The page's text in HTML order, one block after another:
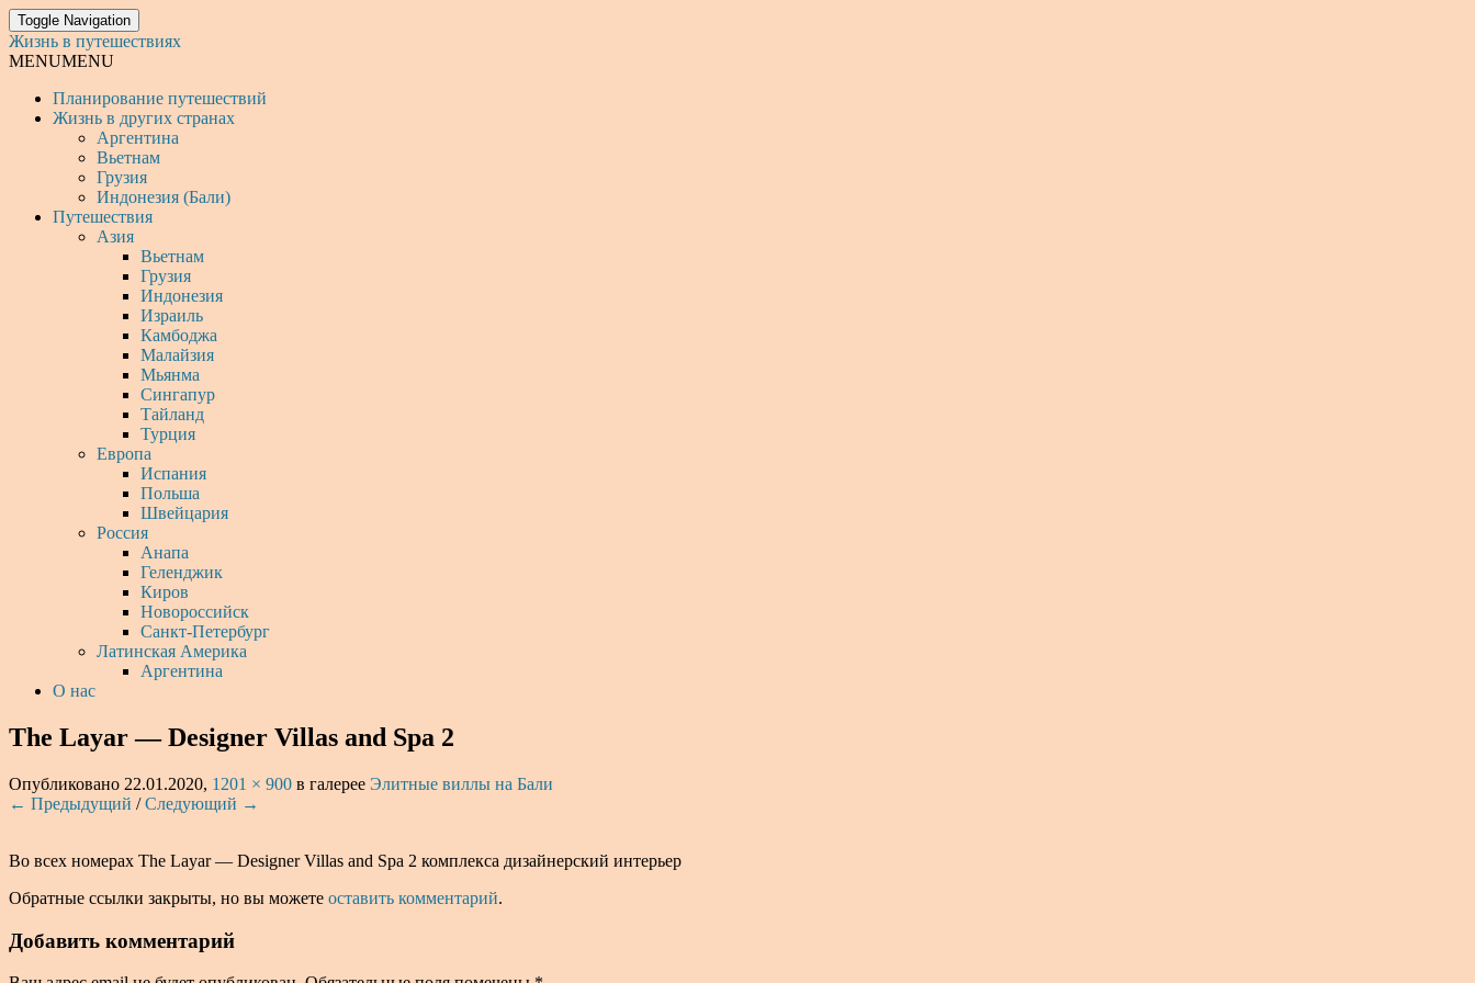
Toggle Navigation
Жизнь в путешествиях
MENUMENU
Планирование путешествий
Жизнь в других странах
Аргентина
Вьетнам
Грузия
Индонезия (Бали)
Путешествия
Азия
Вьетнам
Грузия
Индонезия
Израиль
Камбоджа
Малайзия
Мьянма
Сингапур
Тайланд
Турция
Европа
Испания
Польша
Швейцария
Россия
Анапа
Геленджик
Киров
Новороссийск
Санкт-Петербург
Латинская Америка
Аргентина
О нас
The Layar — Designer Villas and Spa 2
Опубликовано 22.01.2020, 1201 × 900 в галерее Элитные виллы на Бали
← Предыдущий /Следующий →
Во всех номерах The Layar — Designer Villas and Spa 2 комплекса дизайнерский интерьер
Обратные ссылки закрыты, но вы можете оставить комментарий.
Добавить комментарий